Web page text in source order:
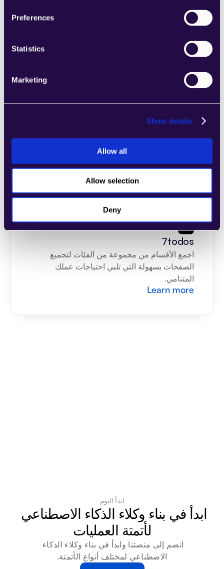
Preferences
Statistics
Marketing
Show details
Allow all
Allow selection
Deny
المتنامي.
الصفحات بسهولة التي تلبي احتياجات عملك
Learn more
7todos
المتنامي.
Learn more
ابدأ اليوم
لأتمتة العمليات
الاصطناعي لمختلف أنواع الأتمتة.